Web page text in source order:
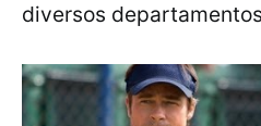
diversos